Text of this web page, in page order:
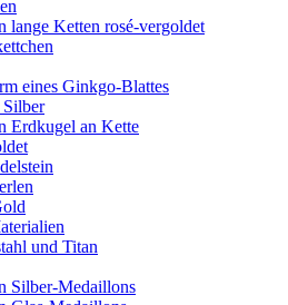
lange Ketten rosé-vergoldet
eines Ginkgo-Blattes
Silber
Erdkugel an Kette
und Titan
Silber-Medaillons